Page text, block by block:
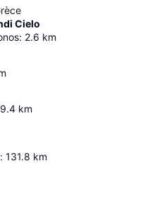
Cielo
: 2.6 km
9.4 km
: 131.8 km